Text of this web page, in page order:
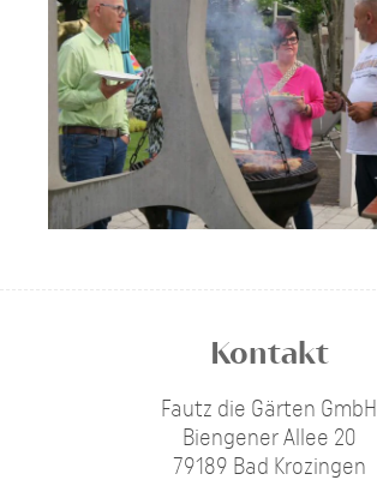
Kontakt
Fautz die Gärten GmbH
Biengener Allee 20
79189 Bad Krozingen